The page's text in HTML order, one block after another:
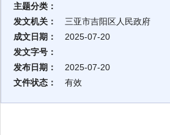
主题分类：
发文机关：
三亚市吉阳区人民政府
成文日期：
2025-07-20
发文字号：
发布日期：
2025-07-20
文件状态：
有效